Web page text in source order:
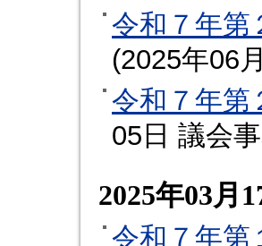
令和７年第
(2025年06
令和７年第
05日 議会
2025年03月
令和７年第